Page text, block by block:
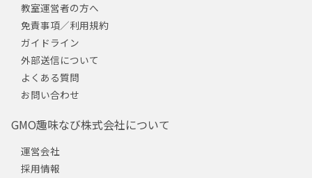
教室運営者の方へ
免責事項／利用規約
ガイドライン
外部送信について
よくある質問
お問い合わせ
GMO趣味なび株式会社について
運営会社
採用情報